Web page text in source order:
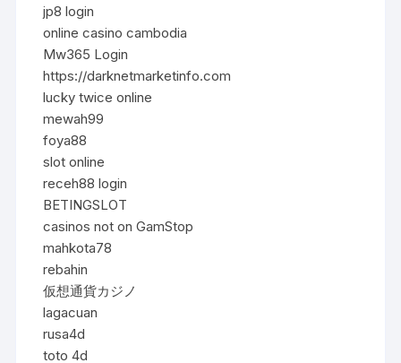
jp8 login
online casino cambodia
Mw365 Login
https://darknetmarketinfo.com
lucky twice online
mewah99
foya88
slot online
receh88 login
BETINGSLOT
casinos not on GamStop
mahkota78
rebahin
仮想通貨カジノ
lagacuan
rusa4d
toto 4d